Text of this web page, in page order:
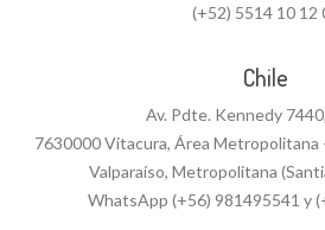
(+52) 5514 10 12
Chile
Av. Pdte. Kennedy
7630000 Vitacura, Área Metropolitana
Valparaíso, Metropolitana
WhatsApp (+56) 981495541 y